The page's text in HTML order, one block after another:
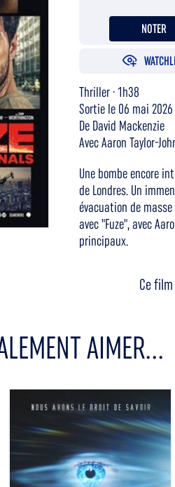
NOTER
Thriller · 1h38
Sortie le 06 mai 2026
De David Mackenzie
Avec Aaron Taylor-
Une bombe encore
de Londres. Un
évacuation de
avec "Fuze", avec
principaux.
Ce
AIMER...